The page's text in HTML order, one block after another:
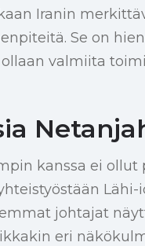
Iranin
Se on
valmiita
kanssa ei ollut
Lähi-
johtajat
eri